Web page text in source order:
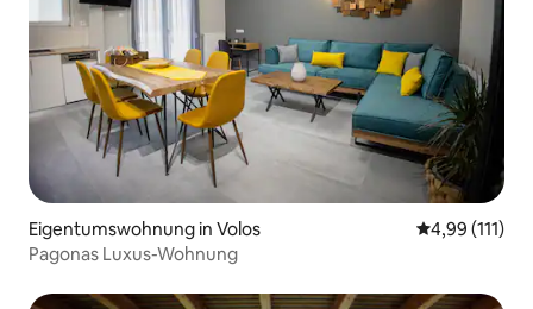
Eigentumswohnung in Volos
4,99 (111)
Pagonas Luxus-Wohnung